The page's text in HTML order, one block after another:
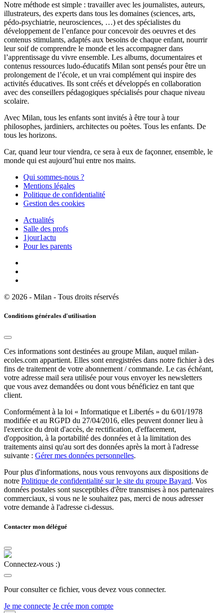
Notre méthode est simple : travailler avec les journalistes, auteurs,
illustrateurs, des experts dans tous les domaines (sciences, arts,
pédo-psychiatrie, neurosciences, …) et des spécialistes du
développement de l’enfance pour concevoir des oeuvres et des
contenus stimulants, adaptés aux besoins de chaque enfant, nourrir
leur soif de comprendre le monde et les accompagner dans
l’apprentissage du vivre ensemble. Les albums, documentaires et
contenus ressources ludo-éducatifs Milan sont pensés pour être un
prolongement de l’école, et un vrai complément qui inspire des
activités éducatives. Ils sont créés et développés en collaboration
avec des conseillers pédagogiques spécialisés pour chaque niveau
scolaire.
Avec Milan, tous les enfants sont invités à être tour à tour
philosophes, jardiniers, architectes ou poètes. Tous les enfants. De
tous les horizons.
Car, quand leur tour viendra, ce sera à eux de façonner, ensemble, le
monde qui est aujourd’hui entre nos mains.
Qui sommes-nous ?
Mentions légales
Politique de confidentialité
Gestion des cookies
Actualités
Salle des profs
1jour1actu
Pour les parents
© 2026 - Milan - Tous droits réservés
Conditions générales d'utilisation
Ces informations sont destinées au groupe Milan, auquel milan-
ecoles.com appartient. Elles sont enregistrées dans notre fichier à des
fins de traitement de votre abonnement / commande. Le cas échéant,
votre adresse mail sera utilisée pour vous envoyer les newsletters
que vous avez demandées ou dont vous bénéficiez en tant que
client.
Conformément à la loi « Informatique et Libertés » du 6/01/1978
modifiée et au RGPD du 27/04/2016, elles peuvent donner lieu à
l'exercice du droit d'accès, de rectification, d'effacement,
d'opposition, à la portabilité des données et à la limitation des
traitements ainsi qu'au sort des données après la mort à l'adresse
suivante : Gérer mes données personnelles.
Pour plus d'informations, nous vous renvoyons aux dispositions de
notre Politique de confidentialité sur le site du groupe Bayard. Vos
données postales sont susceptibles d'être transmises à nos partenaires
commerciaux, si vous ne le souhaitez pas, merci de nous adresser
votre demande à l'adresse ci-dessus.
Contacter mon délégué
Connectez-vous :)
Pour consulter ce fichier, vous devez vous connecter.
Je me connecte Je crée mon compte